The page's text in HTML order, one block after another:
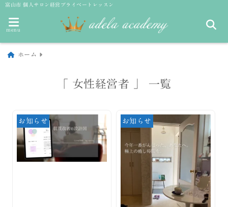
富山市 個人サロン経営プライベートレッスン
menu
ホーム
「 女性経営者 」 一覧
お知らせ お知らせ